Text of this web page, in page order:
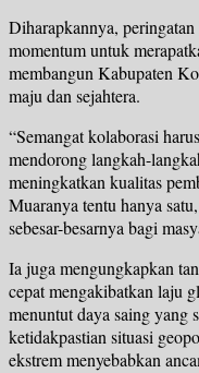
Diharapkannya,
momentum untuk
membangun Kabupaten
maju dan sejahtera.
“Semangat kolaborasi
mendorong langkah-
meningkatkan kualitas
Muaranya tentu hanya
sebesar-besarnya bagi
Ia juga mengungkapkan
cepat mengakibatkan laju
menuntut daya saing yang
ketidakpastian situasi
ekstrem menyebabkan